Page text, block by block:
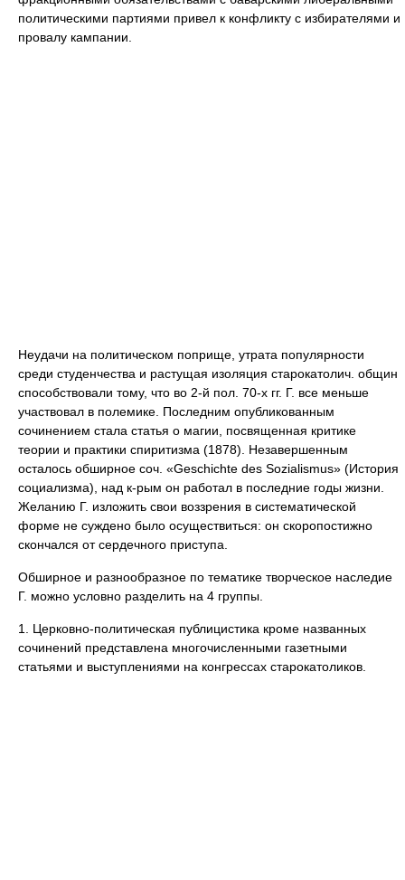
политическими партиями привел к конфликту с избирателями и
провалу кампании.
Неудачи на политическом поприще, утрата популярности
среди студенчества и растущая изоляция старокатолич. общин
способствовали тому, что во 2-й пол. 70-х гг. Г. все меньше
участвовал в полемике. Последним опубликованным
сочинением стала статья о магии, посвященная критике
теории и практики спиритизма (1878). Незавершенным
осталось обширное соч. «Geschichte des Sozialismus» (История
социализма), над к-рым он работал в последние годы жизни.
Желанию Г. изложить свои воззрения в систематической
форме не суждено было осуществиться: он скоропостижно
скончался от сердечного приступа.
Обширное и разнообразное по тематике творческое наследие
Г. можно условно разделить на 4 группы.
1. Церковно-политическая публицистика кроме названных
сочинений представлена многочисленными газетными
статьями и выступлениями на конгрессах старокатоликов.